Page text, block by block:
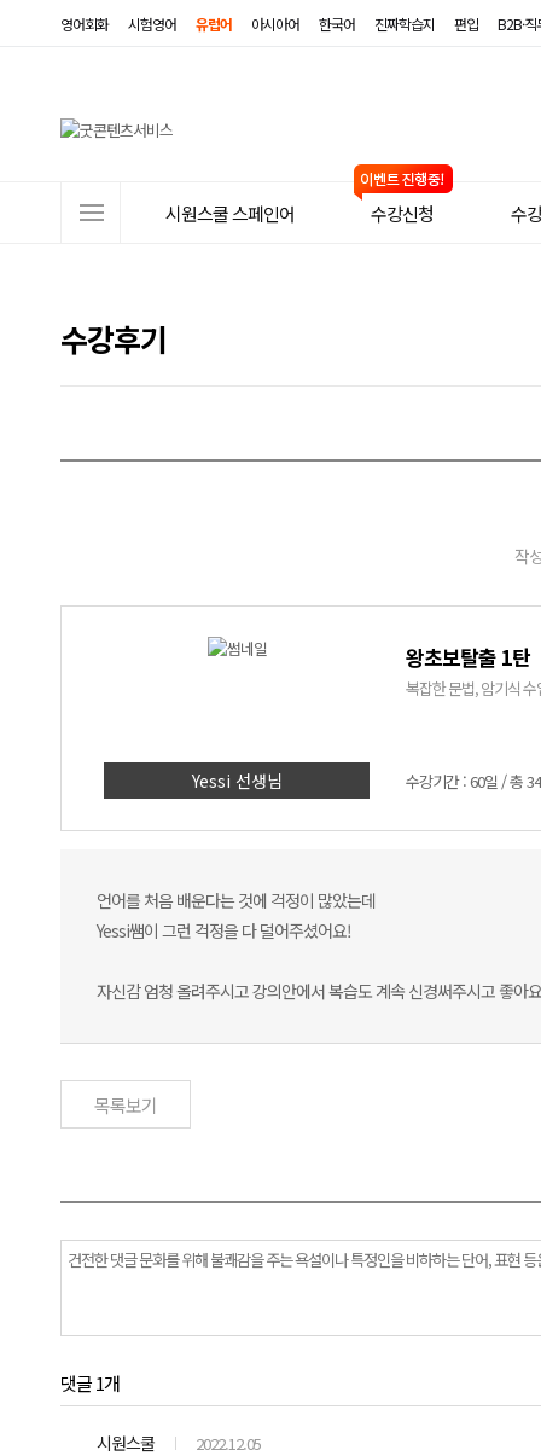
영어회화 시험영어 유럽어 아시아어 한국어 진짜학습지 편입 B2B·
뉴
시원스쿨 스페인어 수강신청 수
수강후기
작
Yessi 선생님
왕초보탈출 1탄
복잡한 문법, 암기식
수강기간 : 60일 / 총
언어를 처음 배운다는 것에 걱정이 많았는데
Yessi쌤이 그런 걱정을 다 덜어주셨어요!
자신감 엄청 올려주시고 강의안에서 복습도 계속 신경써주시고 좋아요
목록보기
댓글 1개
시원스쿨
2022.12.05